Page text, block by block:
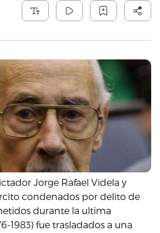
Jorge Rafael Videla y
condenados por delito de
durante la ultima
1983) fue trasladados a una